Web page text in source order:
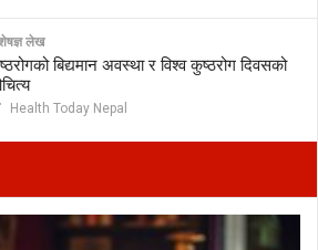
लेख
बिद्यमान अवस्था र विश्व कुष्ठरोग दिवसको
Health Today Nepal